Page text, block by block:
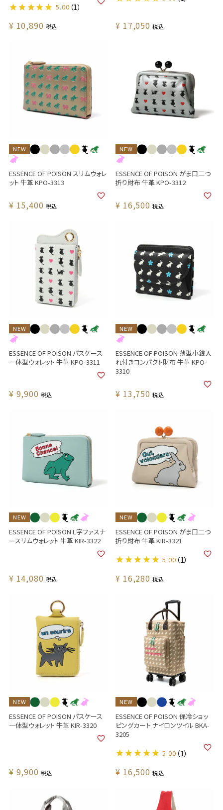
¥ 10,890 税込
5.00 （1）
¥ 17,050 税込
NEW
ESSENCE OF POISON スリムウォレ
ット 牛革 KPO-3313
¥ 15,400 税込
NEW
ESSENCE OF POISON がま口二つ
折り財布 牛革 KPO-3312
¥ 16,500 税込
NEW
ESSENCE OF POISON パスケース
一体型ウォレット 牛革 KPO-3311
¥ 9,900 税込
NEW
ESSENCE OF POISON 薄型小銭入
れ付きコンパクト財布 牛革 KPO-
3310
¥ 13,750 税込
NEW
ESSENCE OF POISON L字ファスナ
ースリムウォレット 牛革 KIR-3322
¥ 14,080 税込
NEW
ESSENCE OF POISON がま口二つ
折り財布 牛革 KIR-3321
¥ 16,280 税込
5.00 （1）
NEW
ESSENCE OF POISON パスケース
一体型ウォレット 牛革 KIR-3320
¥ 9,900 税込
NEW
ESSENCE OF POISON 保冷ショッ
ピングカート ナイロンツイル BKA-
3205
¥ 16,500 税込
5.00 （1）